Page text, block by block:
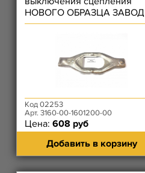
НОВОГО ОБРАЗЦА ЗАВОД
Код 02253
Арт. 3160-00-1601200-00
Цена: 608 руб
Добавить в корзину